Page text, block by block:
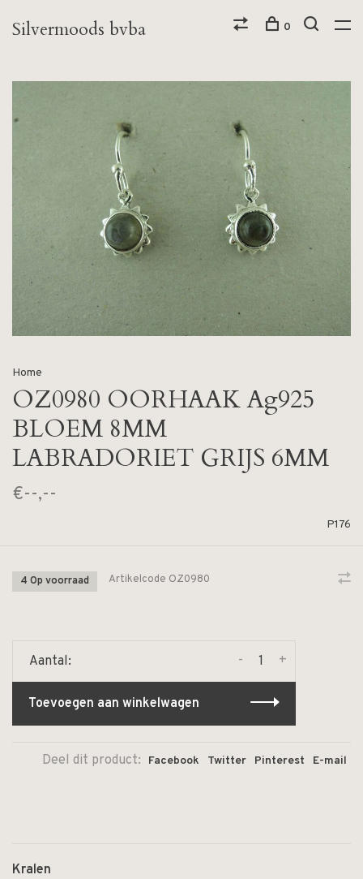
Silvermoods bvba 0
Home
OZ0980 OORHAAK Ag925
BLOEM 8MM
LABRADORIET GRIJS 6MM
€--,--
P176
4 Op voorraad Artikelcode OZ0980
Aantal: +
-
Toevoegen aan winkelwagen
Deel dit product: Facebook Twitter Pinterest E-mail
Kralen